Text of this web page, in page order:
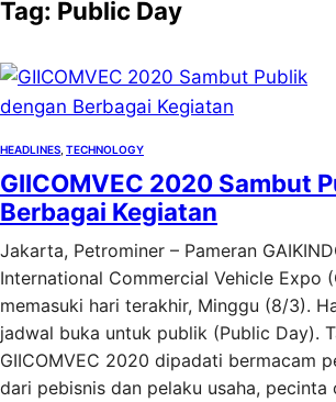
Tag: Public Day
HEADLINES TECHNOLOGY
GIICOMVEC 2020 Sambut
Berbagai Kegiatan
Jakarta, Petrominer – Pameran
International Commercial Vehicle Expo
memasuki hari terakhir, Minggu (8/3).
jadwal buka untuk publik (Public Day).
GIICOMVEC 2020 dipadati bermacam
dari pebisnis dan pelaku usaha,